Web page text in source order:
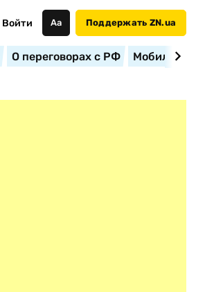
Войти Аа Поддержать ZN.ua
О переговорах с РФ